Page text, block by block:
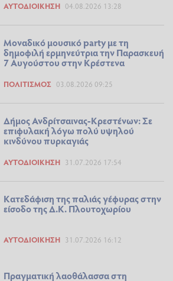
ΑΥΤΟΔΙΟΊΚΗΣΗ 04.08.2026 13:28
Μοναδικό μουσικό party με τη
δημοφιλή ερμηνεύτρια την Παρασκευή
7 Αυγούστου στην Κρέστενα
ΠΟΛΙΤΙΣΜΌΣ 03.08.2026 09:25
Δήμος Ανδρίτσαινας-Κρεστένων: Σε
επιφυλακή λόγω πολύ υψηλού
κινδύνου πυρκαγιάς
ΑΥΤΟΔΙΟΊΚΗΣΗ 31.07.2026 17:54
Κατεδάφιση της παλιάς γέφυρας στην
είσοδο της Δ.Κ. Πλουτοχωρίου
ΑΥΤΟΔΙΟΊΚΗΣΗ 31.07.2026 16:12
Πραγματική λαοθάλασσα στη